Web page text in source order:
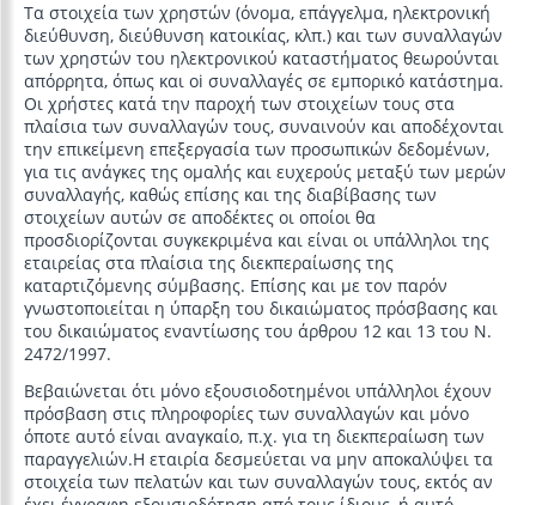
Τα στοιχεία των χρηστών (όνομα, επάγγελμα, ηλεκτρονική
διεύθυνση, διεύθυνση κατοικίας, κλπ.) και των συναλλαγών
των χρηστών του ηλεκτρονικού καταστήματος θεωρούνται
απόρρητα, όπως και oi συναλλαγές σε εμπορικό κατάστημα.
Οι χρήστες κατά την παροχή των στοιχείων τους στα
πλαίσια των συναλλαγών τους, συναινούν και αποδέχονται
την επικείμενη επεξεργασία των προσωπικών δεδομένων,
για τις ανάγκες της ομαλής και ευχερούς μεταξύ των μερών
συναλλαγής, καθώς επίσης και της διαβίβασης των
στοιχείων αυτών σε αποδέκτες οι οποίοι θα
προσδιορίζονται συγκεκριμένα και είναι οι υπάλληλοι της
εταιρείας στα πλαίσια της διεκπεραίωσης της
καταρτιζόμενης σύμβασης. Επίσης και με τον παρόν
γνωστοποιείται η ύπαρξη του δικαιώματος πρόσβασης και
του δικαιώματος εναντίωσης του άρθρου 12 και 13 του Ν.
2472/1997.
Βεβαιώνεται ότι μόνο εξουσιοδοτημένοι υπάλληλοι έχουν
πρόσβαση στις πληροφορίες των συναλλαγών και μόνο
όποτε αυτό είναι αναγκαίο, π.χ. για τη διεκπεραίωση των
παραγγελιών.Η εταιρία δεσμεύεται να μην αποκαλύψει τα
στοιχεία των πελατών και των συναλλαγών τους, εκτός αν